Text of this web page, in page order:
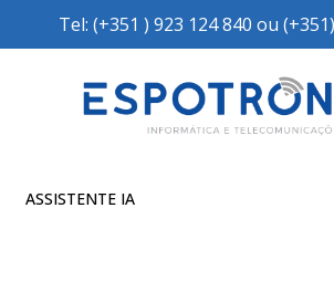
Tel: (+351 ) 923 124 840 ou
ASSISTENTE IA